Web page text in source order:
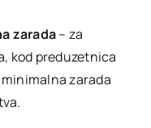
zarada– za
kod preduzetnica
zarada